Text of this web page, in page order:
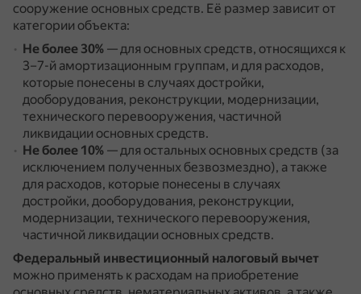
сооружение основных средств. Её размер зависит от
категории объекта:
Не более 30% — для основных средств, относящихся к
3–7-й амортизационным группам, и для расходов,
которые понесены в случаях достройки,
дооборудования, реконструкции, модернизации,
технического перевооружения, частичной
ликвидации основных средств.
Не более 10% — для остальных основных средств (за
исключением полученных безвозмездно), а также
для расходов, которые понесены в случаях
достройки, дооборудования, реконструкции,
модернизации, технического перевооружения,
частичной ликвидации основных средств.
Федеральный инвестиционный налоговый вычет
можно применять к расходам на приобретение